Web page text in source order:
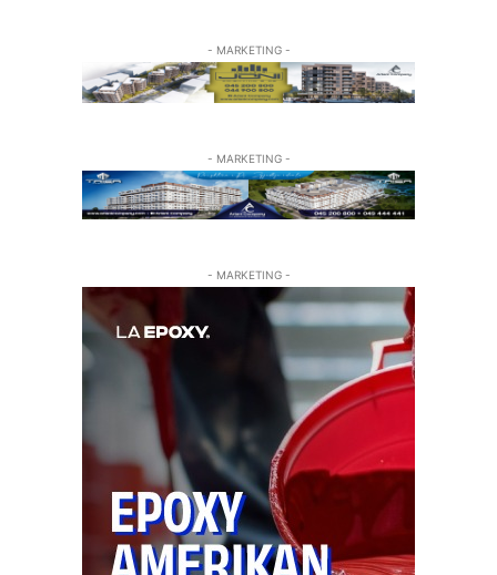
- MARKETING -
- MARKETING -
- MARKETING -